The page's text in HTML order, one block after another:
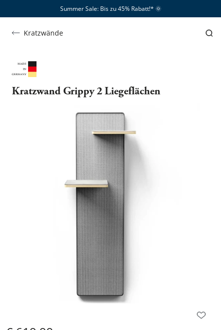
Summer Sale: Bis zu 45% Rabatt!*​ 🌞
Kratzwände
Kratzwand Grippy 2 Liegeflächen